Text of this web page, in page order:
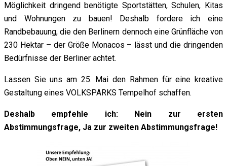
Möglichkeit dringend benötigte Sportstätten, Schulen, Kitas
und Wohnungen zu bauen! Deshalb fordere ich eine
Randbebauung, die den Berlinern dennoch eine Grünfläche von
230 Hektar – der Größe Monacos – lässt und die dringenden
Bedürfnisse der Berliner achtet.
Lassen Sie uns am 25. Mai den Rahmen für eine kreative
Gestaltung eines VOLKSPARKS Tempelhof schaffen.
Deshalb empfehle ich: Nein zur ersten
Abstimmungsfrage, Ja zur zweiten Abstimmungsfrage!